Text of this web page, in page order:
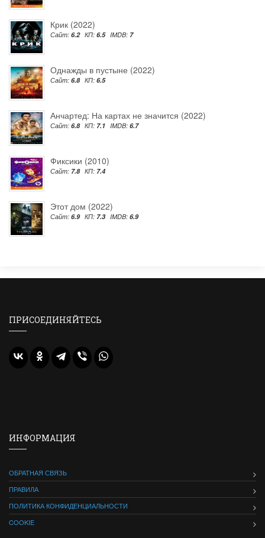
Крик (2022)
Сайт: 6.2 КП: 6.5 IMDB: 7
Однажды в пустыне (2022)
Сайт: 6.8 КП: 6.5
Анчартед: На картах не значится (2022)
Сайт: 6.8 КП: 7.1 IMDB: 6.7
Фиксики (2010)
Сайт: 7.8 КП: 7.4
Этот дом (2022)
Сайт: 6.9 КП: 7.3 IMDB: 6.9
ПРИСОЕДИНЯЙТЕСЬ
ИНФОРМАЦИЯ
ОБРАТНАЯ СВЯЗЬ
ПРАВИЛА
ПОЛИТИКА КОНФИДЕНЦИАЛЬНОСТИ
COOKIE